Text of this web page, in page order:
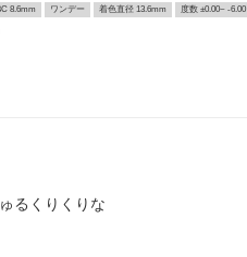
8.6mm ワンデー 着色直径 13.6mm 度数 ±0.00~ -6.00
るくりくりな